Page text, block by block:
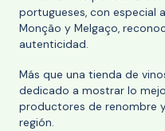
portugueses, con especial
Monção y Melgaço,
autenticidad.
Más que una tienda de
dedicado a mostrar lo
productores de renombre
región.